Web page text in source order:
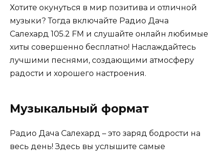
Хотите окунуться в мир позитива и отличной
музыки? Тогда включайте Радио Дача
Салехард 105.2 FM и слушайте онлайн любимые
хиты совершенно бесплатно! Наслаждайтесь
лучшими песнями, создающими атмосферу
радости и хорошего настроения.
Музыкальный формат
Радио Дача Салехард – это заряд бодрости на
весь день! Здесь вы услышите самые